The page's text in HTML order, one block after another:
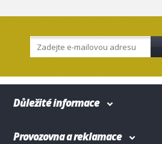
Důležité informace
Provozovna a reklamace